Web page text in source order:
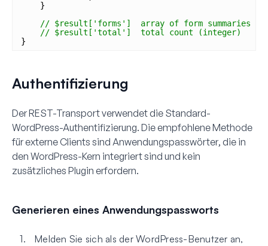
}
// $result['forms']  array of form summaries
// $result['total']  total count (integer)
}
Authentifizierung
Der REST-Transport verwendet die Standard-
WordPress-Authentifizierung. Die empfohlene Methode
für externe Clients sind Anwendungspasswörter, die in
den WordPress-Kern integriert sind und kein
zusätzliches Plugin erfordern.
Generieren eines Anwendungspassworts
Melden Sie sich als der WordPress-Benutzer an,